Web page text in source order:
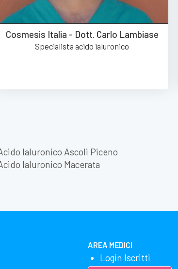
Cosmesis Italia - Dott. Carlo Lambiase
Specialista acido ialuronico
Ialuronico Ascoli Piceno
Ialuronico Macerata
AREA MEDICI
Login Iscritti